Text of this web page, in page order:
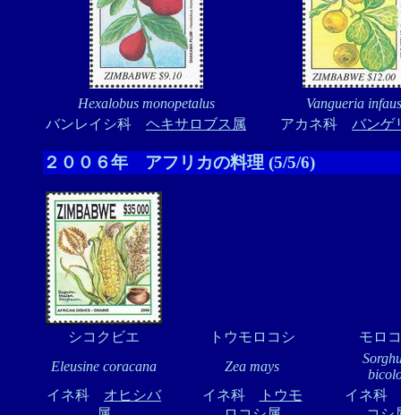
Hexalobus monopetalus
Vangueria
バンレイシ科 ヘキサロブス属 アカネ科 バンゲ
２００６年 アフリカの料理 (5/5/6)
シコクビエ トウモロコシ
モロ
Eleusine coracana
Zea mays
イネ科 オヒシバ
イネ科
トウモ
イネ科